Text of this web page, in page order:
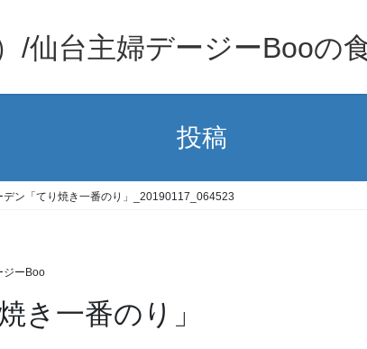
/仙台主婦デージーBooの
投稿
デン「てり焼き一番のり」_20190117_064523
ジーBoo
き一番のり」